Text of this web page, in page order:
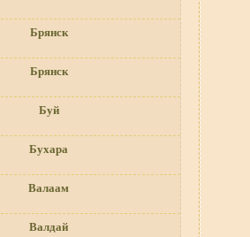
Брянск
Брянск
Буй
Бухара
Валаам
Валдай